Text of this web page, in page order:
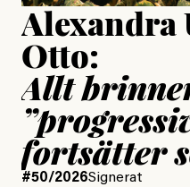
Alexandra
Otto:
Allt
fortsätter
#50/2026Signerat